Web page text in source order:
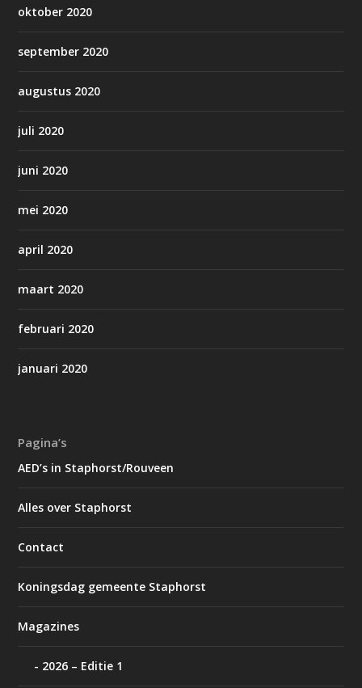
oktober 2020
september 2020
augustus 2020
juli 2020
juni 2020
mei 2020
april 2020
maart 2020
februari 2020
januari 2020
Pagina’s
AED’s in Staphorst/Rouveen
Alles over Staphorst
Contact
Koningsdag gemeente Staphorst
Magazines
2026 – Editie 1